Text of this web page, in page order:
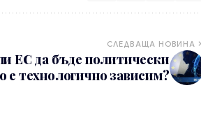
СЛЕДВАЩА НОВИНА
ЕС да бъде политически
е технологично зависим?